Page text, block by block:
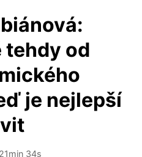
tehdy od
je nejlepší
34s